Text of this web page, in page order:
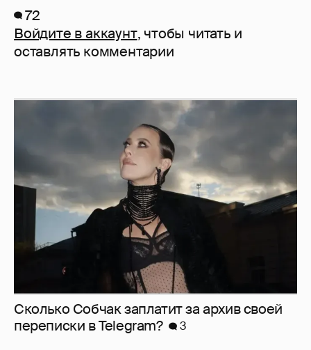
72
Войдите в аккаунт, чтобы читать и
оставлять комментарии
Сколько Собчак заплатит за архив своей
перeписки в Telegram?
3